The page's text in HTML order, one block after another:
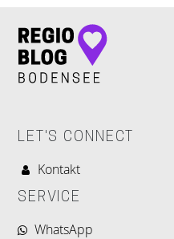
LET'S CONNECT
Kontakt
SERVICE
WhatsApp